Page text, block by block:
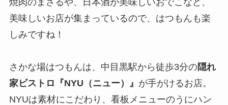
美味しいお店が集まっているので、はつもんも楽
しみですね！
さかな場はつもんは、中目黒駅から徒歩3分の隠れ
家ビストロ『NYU（ニュー）』 が手がけるお店。
NYUは素材にこだわり、看板メニューのうにハン